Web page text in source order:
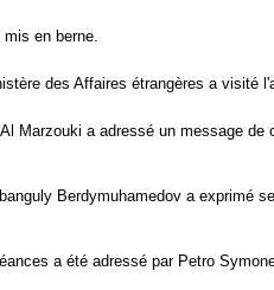
en berne.
des Affaires étrangères a visité
Marzouki a adressé un message de
Berdymuhamedov a exprimé
a été adressé par Petro